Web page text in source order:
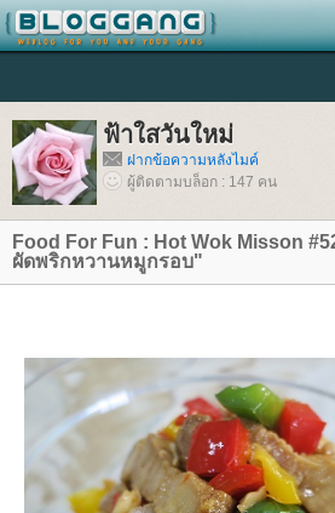
ฟ้าใสวันใหม่
ฝากข้อความหลังไมค์
ผู้ติดตามบล็อก : 147 คน
Food For Fun : Hot Wok Misson
ผัดพริกหวานหมูกรอบ"